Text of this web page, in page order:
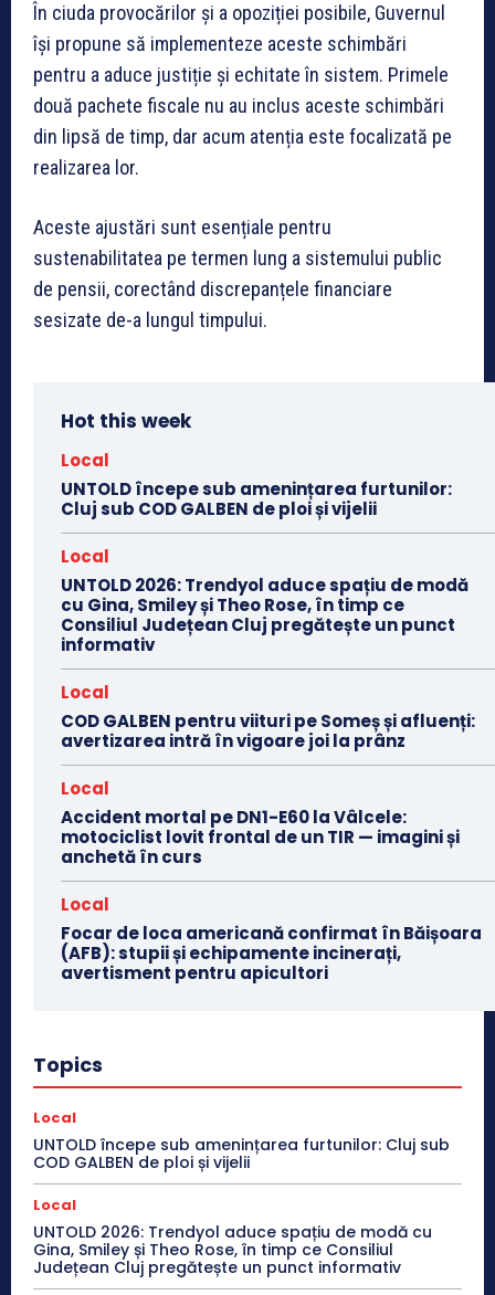
În ciuda provocărilor și a opoziției posibile, Guvernul
își propune să implementeze aceste schimbări
pentru a aduce justiție și echitate în sistem. Primele
două pachete fiscale nu au inclus aceste schimbări
din lipsă de timp, dar acum atenția este focalizată pe
realizarea lor.
Aceste ajustări sunt esențiale pentru
sustenabilitatea pe termen lung a sistemului public
de pensii, corectând discrepanțele financiare
sesizate de-a lungul timpului.
Hot this week
Local
UNTOLD începe sub amenințarea furtunilor:
Cluj sub COD GALBEN de ploi și vijelii
Local
UNTOLD 2026: Trendyol aduce spațiu de modă
cu Gina, Smiley și Theo Rose, în timp ce
Consiliul Județean Cluj pregătește un punct
informativ
Local
COD GALBEN pentru viituri pe Someș și afluenți:
avertizarea intră în vigoare joi la prânz
Local
Accident mortal pe DN1-E60 la Vâlcele:
motociclist lovit frontal de un TIR — imagini și
anchetă în curs
Local
Focar de loca americană confirmat în Băișoara
(AFB): stupii și echipamente incinerați,
avertisment pentru apicultori
Topics
Local
UNTOLD începe sub amenințarea furtunilor: Cluj sub
COD GALBEN de ploi și vijelii
Local
UNTOLD 2026: Trendyol aduce spațiu de modă cu
Gina, Smiley și Theo Rose, în timp ce Consiliul
Județean Cluj pregătește un punct informativ